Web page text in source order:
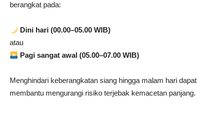
berangkat pada:
Dini hari (00.00–05.00 WIB)
atau
Pagi sangat awal (05.00–07.00 WIB)
Menghindari keberangkatan siang hingga malam hari dapat
membantu mengurangi risiko terjebak kemacetan panjang.